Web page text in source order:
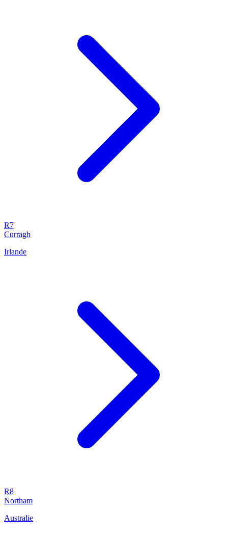
R7
Curragh
Irlande
R8
Northam
Australie